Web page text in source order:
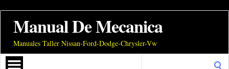
Manual De Mecanica
Manuales Taller Nissan-Ford-Dodge-Chrysler-Vw